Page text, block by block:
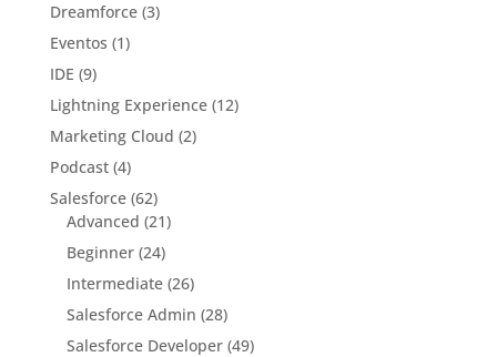
Dreamforce(3)
Eventos (1)
IDE (9)
Lightning Experience(12)
Marketing Cloud (2)
Podcast(4)
Salesforce(62)
Advanced (21)
Beginner(24)
Intermediate(26)
Salesforce Admin (28)
Salesforce Developer(49)